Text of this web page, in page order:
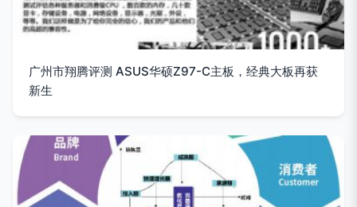
广州市翔腾评测 ASUS华硕Z97-C主板，经典大板再获
新生